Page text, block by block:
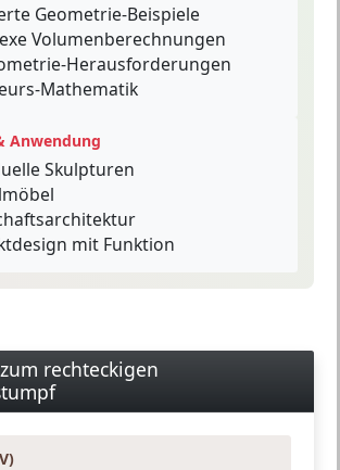
Geometrie-Beispiele
Volumenberechnungen
Herausforderungen
Mathematik
Anwendung
Skulpturen
mit Funktion
rechteckigen